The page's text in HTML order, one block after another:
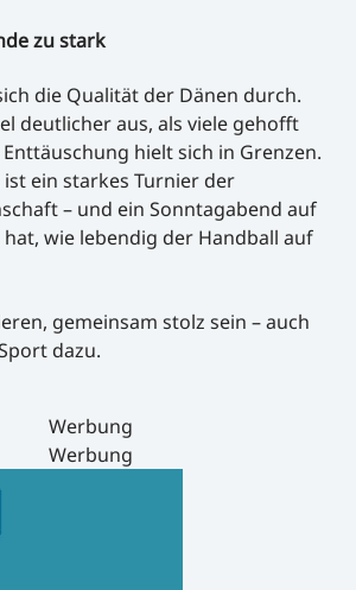
zu stark
die Qualität der Dänen durch.
deutlicher aus, als viele gehofft
hielt sich in Grenzen.
ein starkes Turnier der
– und ein Sonntagabend auf
hat, wie lebendig der Handball auf
gemeinsam stolz sein – auch
dazu.
Werbung
Werbung